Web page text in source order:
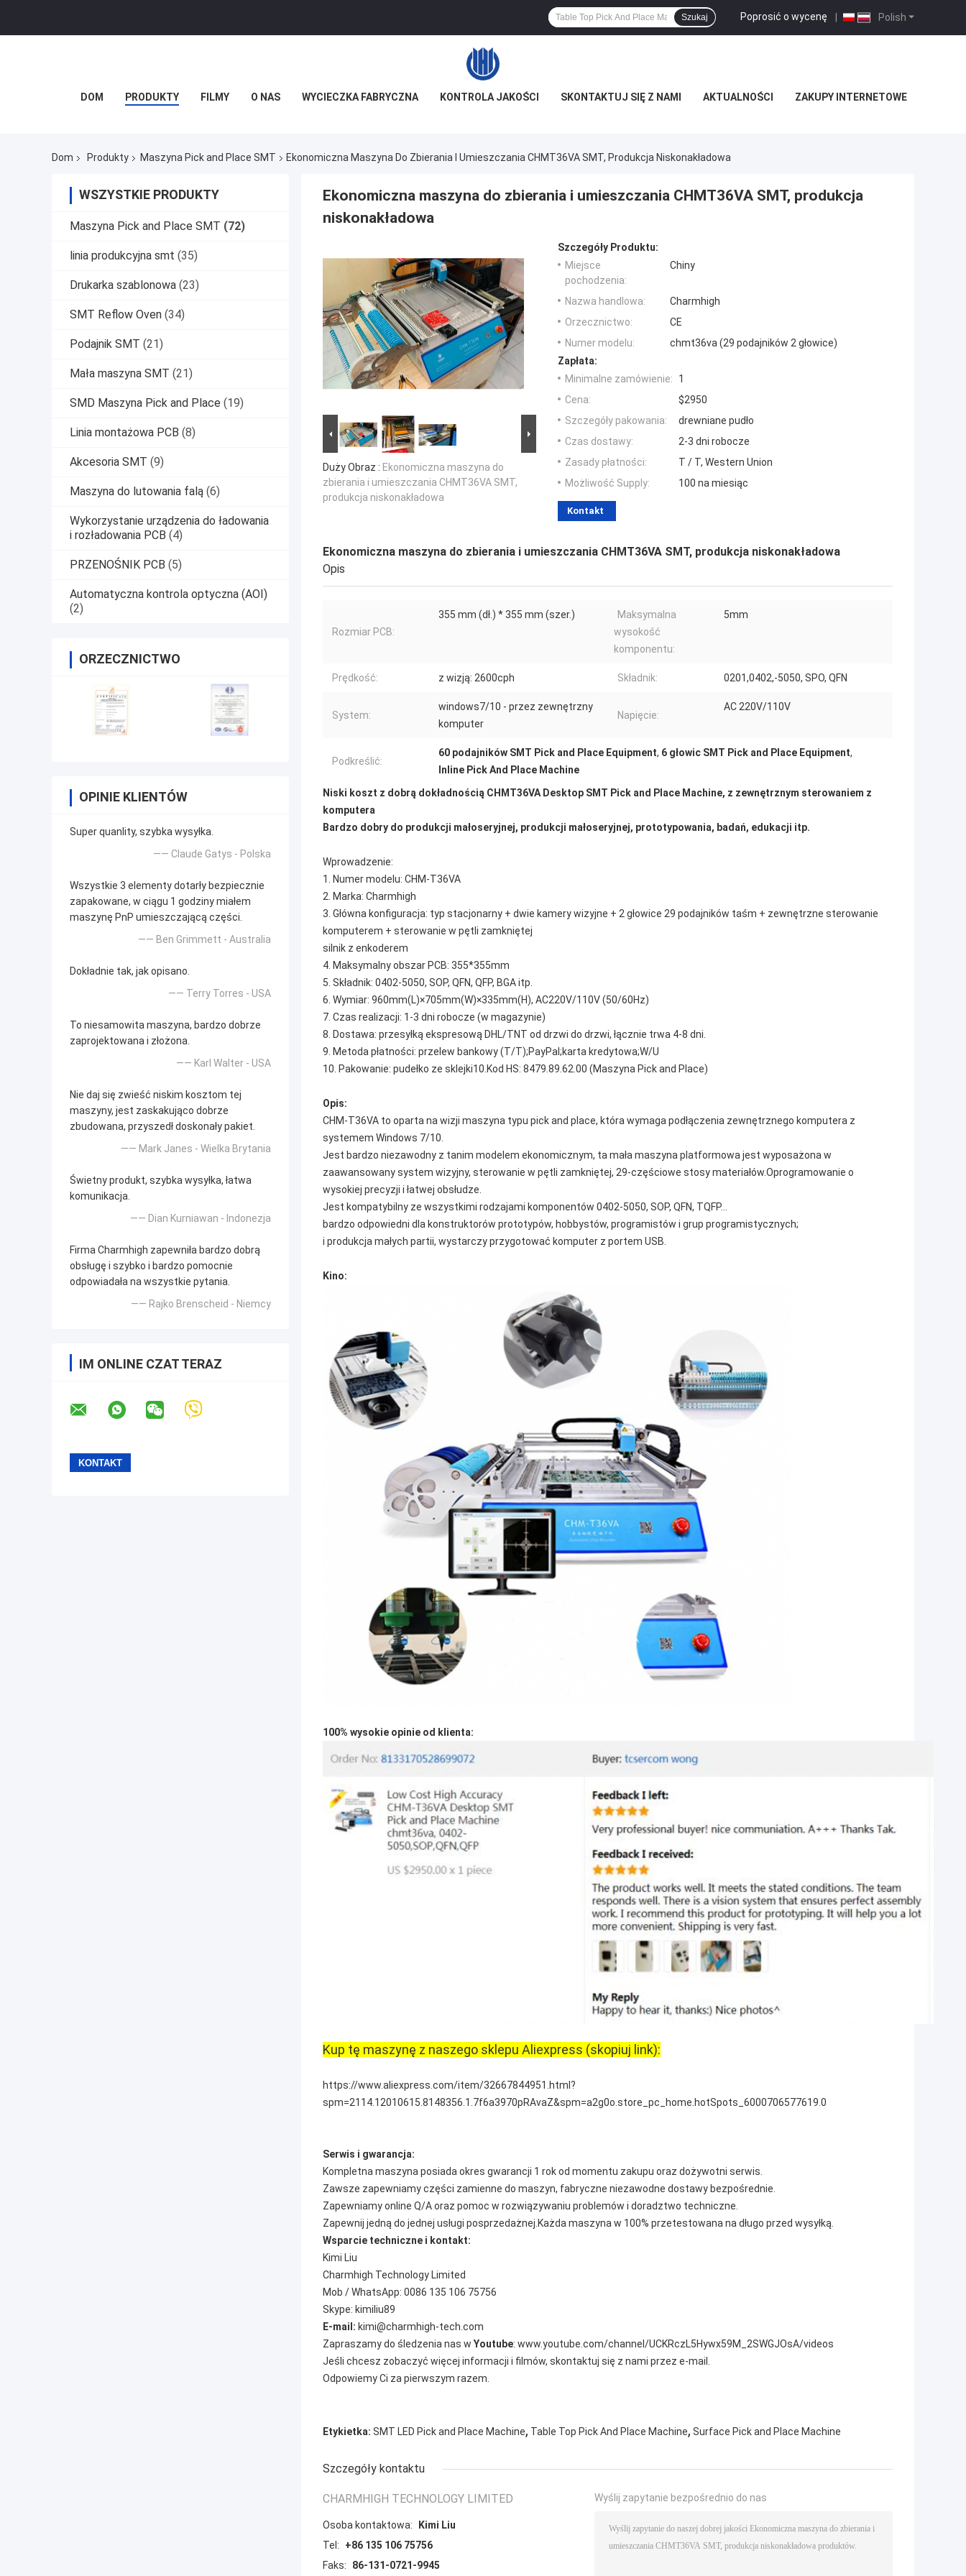
Polish
Poprosić o wycenę |
Szukaj
DOM PRODUKTY FILMY O NAS WYCIECZKA FABRYCZNA KONTROLA JAKOŚCI SKONTAKTUJ SIĘ Z NAMI AKTUALNOŚCI ZAKUPY INTERNETOWE
Dom Produkty Maszyna Pick and Place SMT Ekonomiczna Maszyna Do Zbierania I Umieszczania CHMT36VA SMT, Produkcja Niskonakładowa
WSZYSTKIE PRODUKTY
Maszyna Pick and Place SMT (72)
linia produkcyjna smt (35)
Drukarka szablonowa (23)
SMT Reflow Oven (34)
Podajnik SMT (21)
Mała maszyna SMT (21)
SMD Maszyna Pick and Place (19)
Linia montażowa PCB (8)
Akcesoria SMT (9)
Maszyna do lutowania falą (6)
Wykorzystanie urządzenia do ładowania
i rozładowania PCB (4)
PRZENOŚNIK PCB (5)
Automatyczna kontrola optyczna (AOI)
(2)
ORZECZNICTWO
OPINIE KLIENTÓW
Super quanlity, szybka wysyłka.
—— Claude Gatys - Polska
Wszystkie 3 elementy dotarły bezpiecznie
zapakowane, w ciągu 1 godziny miałem
maszynę PnP umieszczającą części.
—— Ben Grimmett - Australia
Dokładnie tak, jak opisano.
—— Terry Torres - USA
To niesamowita maszyna, bardzo dobrze
zaprojektowana i złożona.
—— Karl Walter - USA
Nie daj się zwieść niskim kosztom tej
maszyny, jest zaskakująco dobrze
zbudowana, przyszedł doskonały pakiet.
—— Mark Janes - Wielka Brytania
Świetny produkt, szybka wysyłka, łatwa
komunikacja.
—— Dian Kurniawan - Indonezja
Firma Charmhigh zapewniła bardzo dobrą
obsługę i szybko i bardzo pomocnie
odpowiadała na wszystkie pytania.
—— Rajko Brenscheid - Niemcy
IM ONLINE CZAT TERAZ
Ekonomiczna maszyna do zbierania i umieszczania CHMT36VA SMT, produkcja
niskonakładowa
Duży Obraz : Ekonomiczna maszyna do
zbierania i umieszczania CHMT36VA SMT,
produkcja niskonakładowa
Szczegóły Produktu:
Miejsce
pochodzenia:
Chiny
Nazwa handlowa:
Charmhigh
Orzecznictwo:
CE
Numer modelu:
chmt36va (29 podajników 2 głowice)
Zapłata:
Minimalne zamówienie:
1
Cena:
$2950
Szczegóły pakowania:
drewniane pudło
Czas dostawy:
2-3 dni robocze
Zasady płatności:
T / T, Western Union
Możliwość Supply:
100 na miesiąc
Kontakt
Ekonomiczna maszyna do zbierania i umieszczania CHMT36VA SMT, produkcja niskonakładowa
Opis
Rozmiar PCB:
355 mm (dł.) * 355 mm (szer.)
Maksymalna
wysokość
komponentu:
5mm
Prędkość: z wizją: 2600cph Składnik: 0201,0402,-5050, SPO, QFN
System:
windows7/10 - przez zewnętrzny
komputer
Napięcie:
AC 220V/110V
Podkreślić:
60 podajników SMT Pick and Place Equipment, 6 głowic SMT Pick and Place Equipment,
Inline Pick And Place Machine
Niski koszt z dobrą dokładnością CHMT36VA Desktop SMT Pick and Place Machine, z zewnętrznym sterowaniem z
komputera
Bardzo dobry do produkcji małoseryjnej, produkcji małoseryjnej, prototypowania, badań, edukacji itp.
Wprowadzenie:
1. Numer modelu: CHM-T36VA
2. Marka: Charmhigh
3. Główna konfiguracja: typ stacjonarny + dwie kamery wizyjne + 2 głowice 29 podajników taśm + zewnętrzne sterowanie
komputerem + sterowanie w pętli zamkniętej
silnik z enkoderem
4. Maksymalny obszar PCB: 355*355mm
5. Składnik: 0402-5050, SOP, QFN, QFP, BGA itp.
6. Wymiar: 960mm(L)×705mm(W)×335mm(H), AC220V/110V (50/60Hz)
7. Czas realizacji: 1-3 dni robocze (w magazynie)
8. Dostawa: przesyłką ekspresową DHL/TNT od drzwi do drzwi, łącznie trwa 4-8 dni.
9. Metoda płatności: przelew bankowy (T/T);PayPal;karta kredytowa;W/U
10. Pakowanie: pudełko ze sklejki10.Kod HS: 8479.89.62.00 (Maszyna Pick and Place)
Opis:
CHM-T36VA to oparta na wizji maszyna typu pick and place, która wymaga podłączenia zewnętrznego komputera z
systemem Windows 7/10.
Jest bardzo niezawodny z tanim modelem ekonomicznym, ta mała maszyna platformowa jest wyposażona w
zaawansowany system wizyjny, sterowanie w pętli zamkniętej, 29-częściowe stosy materiałów.Oprogramowanie o
wysokiej precyzji i łatwej obsłudze.
Jest kompatybilny ze wszystkimi rodzajami komponentów 0402-5050, SOP, QFN, TQFP...
bardzo odpowiedni dla konstruktorów prototypów, hobbystów, programistów i grup programistycznych;
i produkcja małych partii, wystarczy przygotować komputer z portem USB.
Kino:
100% wysokie opinie od klienta:
Kup tę maszynę z naszego sklepu Aliexpress (skopiuj link):
https://www.aliexpress.com/item/32667844951.html?
spm=2114.12010615.8148356.1.7f6a3970pRAvaZ&spm=a2g0o.store_pc_home.hotSpots_6000706577619.0
Serwis i gwarancja:
Kompletna maszyna posiada okres gwarancji 1 rok od momentu zakupu oraz dożywotni serwis.
Zawsze zapewniamy części zamienne do maszyn, fabryczne niezawodne dostawy bezpośrednie.
Zapewniamy online Q/A oraz pomoc w rozwiązywaniu problemów i doradztwo techniczne.
Zapewnij jedną do jednej usługi posprzedażnej.Każda maszyna w 100% przetestowana na długo przed wysyłką.
Wsparcie techniczne i kontakt:
Kimi Liu
Charmhigh Technology Limited
Mob / WhatsApp: 0086 135 106 75756
Skype: kimiliu89
E-mail: kimi@charmhigh-tech.com
Zapraszamy do śledzenia nas w Youtube: www.youtube.com/channel/UCKRczL5Hywx59M_2SWGJOsA/videos
Jeśli chcesz zobaczyć więcej informacji i filmów, skontaktuj się z nami przez e-mail.
Odpowiemy Ci za pierwszym razem.
Etykietka: SMT LED Pick and Place Machine, Table Top Pick And Place Machine, Surface Pick and Place Machine
Szczegóły kontaktu
CHARMHIGH TECHNOLOGY LIMITED
Osoba kontaktowa:
Kimi Liu
Tel:
+86 135 106 75756
Faks:
86-131-0721-9945
Wyślij zapytanie bezpośrednio do nas